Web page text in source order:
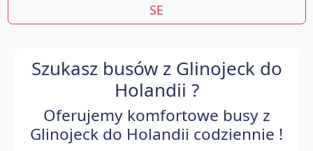
SE
Szukasz busów z Glinojeck do
Holandii ?
Oferujemy komfortowe busy z
Glinojeck do Holandii codziennie !